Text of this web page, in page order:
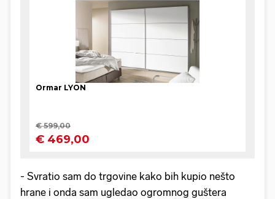
- Svratio sam do trgovine kako bih kupio nešto
hrane i onda sam ugledao ogromnog guštera